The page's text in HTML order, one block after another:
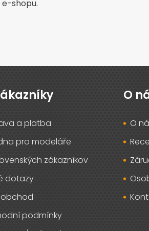
shopu.
a platba
pro modeláře
zákazníkov
dotazy
podmínky
O
O